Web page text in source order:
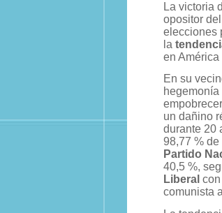
La victoria
opositor
elecciones
la
en América
En su
un dañino
durante 20
98,77 % de
Partido
40,5 %,
Liberal
comunista